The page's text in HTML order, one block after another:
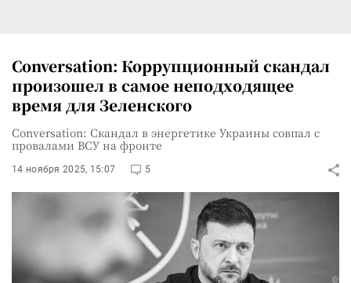
Conversation: Коррупционный скандал
произошел в самое неподходящее
время для Зеленского
Conversation: Скандал в энергетике Украины совпал с
провалами ВСУ на фронте
14 ноября 2025, 15:07 5